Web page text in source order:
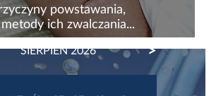
powstawania,
ich zwalczania...
defekt skórny, widoczny jako
i pomarszczonej skóry.
blizny, a przyczyną ich
SIERPIEŃ 2026 NEXT